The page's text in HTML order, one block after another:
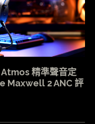
精準聲音定
Maxwell 2 ANC 評